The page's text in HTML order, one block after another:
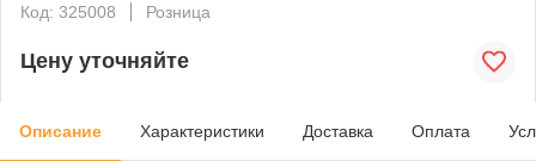
Код: 325008
Розница
Цену уточняйте
Описание Характеристики Доставка Оплата